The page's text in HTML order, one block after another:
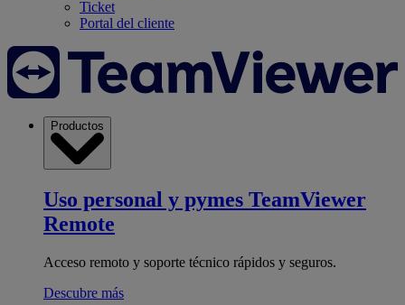
Ticket
Portal del cliente
Productos
Uso personal y pymes TeamViewer
Remote
Acceso remoto y soporte técnico rápidos y seguros.
Descubre más